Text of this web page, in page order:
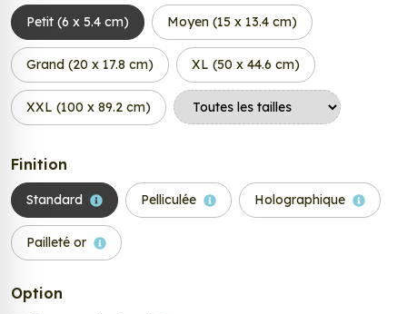
Petit (6 x 5.4 cm) Moyen (15 x 13.4 cm)
Grand (20 x 17.8 cm) XL (50 x 44.6 cm)
XXL (100 x 89.2 cm)
Finition
Standard Pelliculée Holographique
Pailleté or
Option